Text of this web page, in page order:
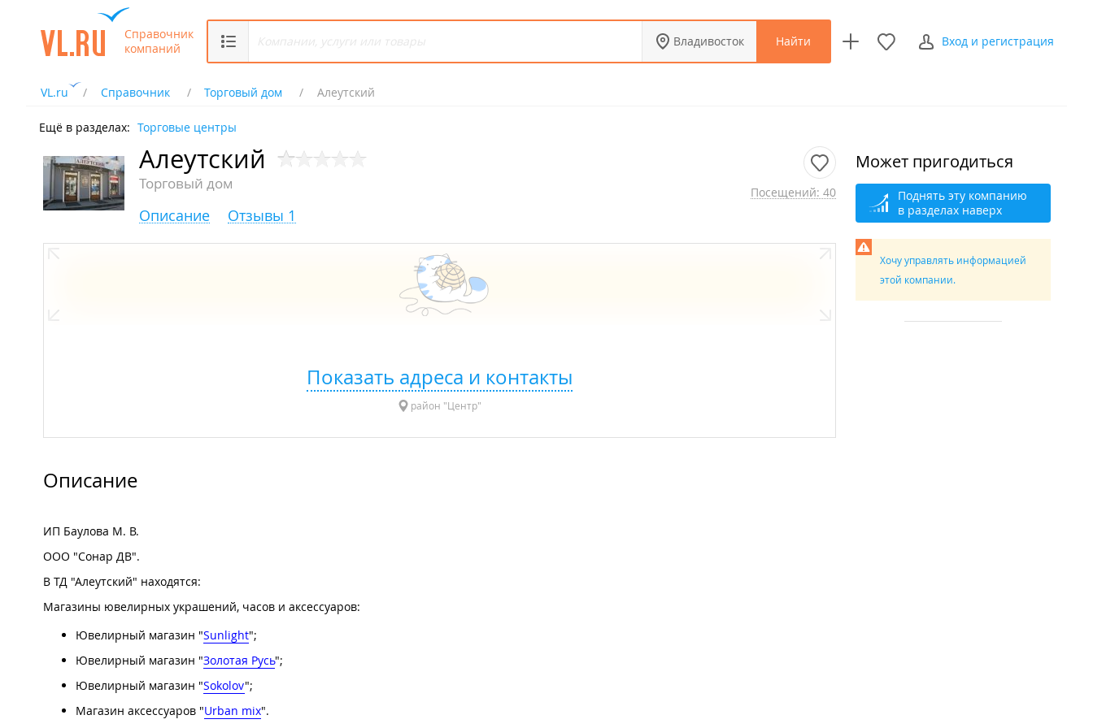
Справочник
компаний
Владивосток Найти Вход и регистрация
VL.ru Справочник Торговый дом Алеутский
Ещё в разделах: Торговые центры
Алеутский
Торговый дом Посещений: 40
Описание Отзывы 1
Показать адреса и контакты
район "Центр"
Описание
ИП Баулова М. В.
ООО "Сонар ДВ".
В ТД "Алеутский" находятся:
Магазины ювелирных украшений, часов и аксессуаров:
Ювелирный магазин "Sunlight";
Ювелирный магазин "Золотая Русь";
Ювелирный магазин "Sokolov";
Магазин аксессуаров "Urban mix".
Может пригодиться
Поднять эту компанию
в разделах наверх
Хочу управлять информацией
этой компании.